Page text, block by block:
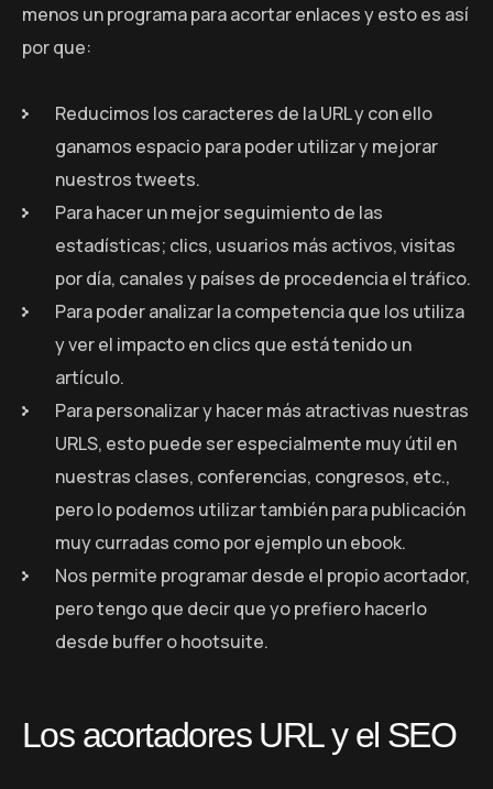
menos un programa para acortar enlaces y esto es así
por que:
Reducimos los caracteres de la URL y con ello
ganamos espacio para poder utilizar y mejorar
nuestros tweets.
Para hacer un mejor seguimiento de las
estadísticas; clics, usuarios más activos, visitas
por día, canales y países de procedencia el tráfico.
Para poder analizar la competencia que los utiliza
y ver el impacto en clics que está tenido un
artículo.
Para personalizar y hacer más atractivas nuestras
URLS, esto puede ser especialmente muy útil en
nuestras clases, conferencias, congresos, etc.,
pero lo podemos utilizar también para publicación
muy curradas como por ejemplo un ebook.
Nos permite programar desde el propio acortador,
pero tengo que decir que yo prefiero hacerlo
desde buffer o hootsuite.
Los acortadores URL y el SEO